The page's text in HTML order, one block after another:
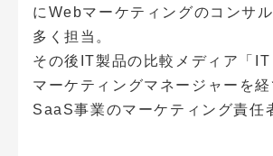
にWebマーケティングのコンサ
多く担当。
その後IT製品の⽐較メディア「
マーケティングマネージャーを
SaaS事業のマーケティング責任